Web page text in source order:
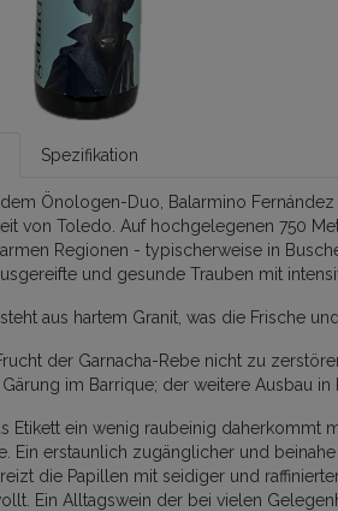
Spezifikation
Önologen-Duo, Balarmino
von Toledo. Auf hochgelegenen 750
Regionen - typischerweise in
und gesunde Trauben mit
aus hartem Granit, was die Frische
der Garnacha-Rebe nicht zu
im Barrique; der weitere Ausbau
Etikett ein wenig raubeinig daherkommt
Ein erstaunlich zugänglicher und
die Papillen mit seidiger und
Ein Alltagswein der bei vielen